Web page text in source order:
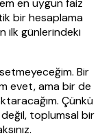
en uygun faiz
bir hesaplama
ilk günlerindeki
Bir
evet, ama bir de
Çünkü
toplumsal bir